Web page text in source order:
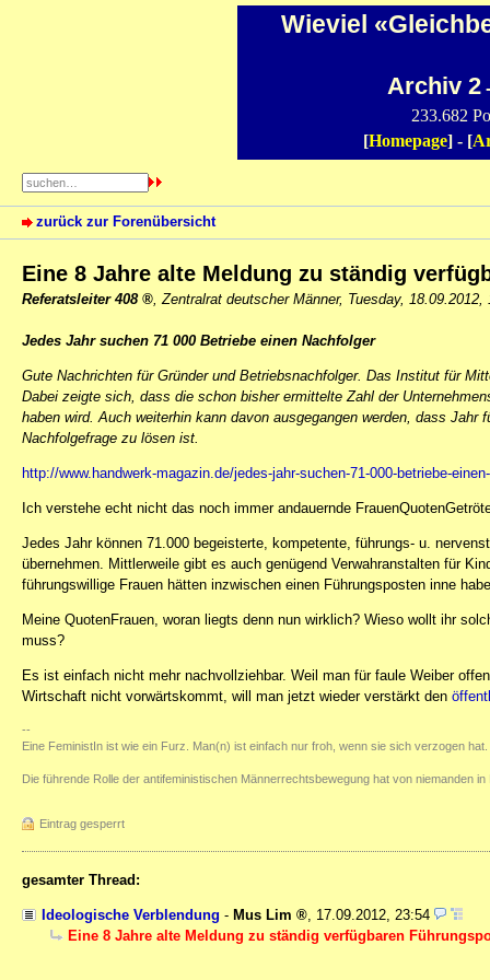
Wieviel
Archiv 2
233.682
[Homepage] - [
zurück zur Forenübersicht
Eine 8 Jahre alte Meldung zu ständig
Referatsleiter 408 Zentralrat deutscher Männer, Tuesday, 18.09.2012,
Jedes Jahr suchen 71 000 Betriebe einen Nachfolger
Gute Nachrichten für Gründer und Betriebsnachfolger. Das Institut für
Dabei zeigte sich, dass die schon bisher ermittelte Zahl der
haben wird. Auch weiterhin kann davon ausgegangen werden, dass Jahr
Nachfolgefrage zu lösen ist.
http://www.handwerk-magazin.de/jedes-jahr-suchen-71-000-betriebe-
Ich verstehe echt nicht das noch immer andauernde
Jedes Jahr können 71.000 begeisterte, kompetente, führungs- u.
übernehmen. Mittlerweile gibt es auch genügend Verwahranstalten für
führungswillige Frauen hätten inzwischen einen Führungsposten inne
Meine QuotenFrauen, woran liegts denn nun wirklich? Wieso wollt ihr
muss?
Es ist einfach nicht mehr nachvollziehbar. Weil man für faule Weiber
Wirtschaft nicht vorwärtskommt, will man jetzt wieder verstärkt den
--
Eine FeministIn ist wie ein Furz. Man(n) ist einfach nur froh, wenn sie sich verzogen hat.
Die führende Rolle der antifeministischen Männerrechtsbewegung hat von niemanden
Eintrag gesperrt
gesamter Thread:
Ideologische Verblendung - Mus Lim
17.09.2012, 23:54
Eine 8 Jahre alte Meldung zu ständig verfügbaren